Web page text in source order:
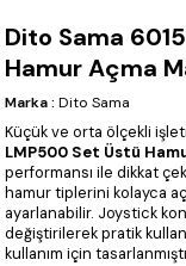
Dito Sama
Hamur Açma
Marka : Dito Sama
Küçük ve orta ölçekli
LMP500 Set Üstü
performansı ile dikkat
hamur tiplerini kolayca
ayarlanabilir. Joystick
değiştirilerek pratik
kullanım için